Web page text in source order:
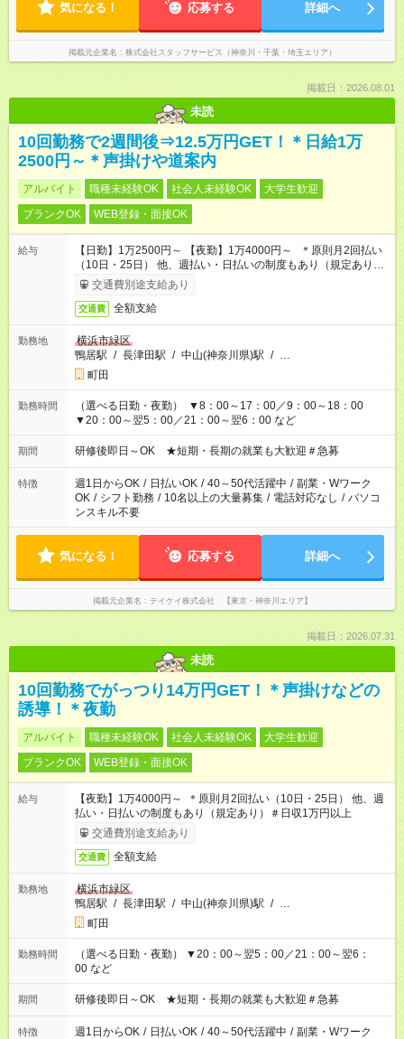
気になる！ 応募する 詳細へ
掲載元企業名 株式会社スタッフサービス（神奈川・千葉・埼玉エリア）
掲載日：2026.08.01
未読
10回勤務で2週間後⇒12.5万円GET！＊日給1万
2500円～＊声掛けや道案内
アルバイト 職種未経験OK 社会人未経験OK
大学生歓迎
ブランクOK
WEB登録・面接OK
給与
【日勤】1万2500円～ 【夜勤】1万4000円～ ＊原則月2回払い
（10日・25日） 他、週払い・日払いの制度もあり（規定あり）
＃日収1万円以上
交通費別途支給あり
交通費 全額支給
勤務地
横浜市緑区
鴨居駅 / 長津田駅 / 中山(神奈川県)駅 / …
町田
勤務時間
（選べる日勤・夜勤） ▼8：00～17：00／9：00～18：00
▼20：00～翌5：00／21：00～翌6：00 など
期間 研修後即日～OK ★短期・長期の就業も大歓迎＃急募
特徴 週1日からOK / 日払いOK / 40～50代活躍中 / 副業・Wワーク
OK / シフト勤務 / 10名以上の大量募集 / 電話対応なし / パソコ
ンスキル不要
気になる！ 応募する 詳細へ
掲載元企業名 テイケイ株式会社 【東京・神奈川エリア】
掲載日：2026.07.31
未読
10回勤務でがっつり14万円GET！＊声掛けなどの
誘導！＊夜勤
アルバイト 職種未経験OK 社会人未経験OK
大学生歓迎
ブランクOK
WEB登録・面接OK
給与
【夜勤】1万4000円～ ＊原則月2回払い（10日・25日） 他、週
払い・日払いの制度もあり（規定あり）＃日収1万円以上
交通費別途支給あり
交通費 全額支給
勤務地
横浜市緑区
鴨居駅 / 長津田駅 / 中山(神奈川県)駅 / …
町田
勤務時間
（選べる日勤・夜勤） ▼20：00～翌5：00／21：00～翌6：
00 など
期間 研修後即日～OK ★短期・長期の就業も大歓迎＃急募
特徴 週1日からOK / 日払いOK / 40～50代活躍中 / 副業・Wワーク